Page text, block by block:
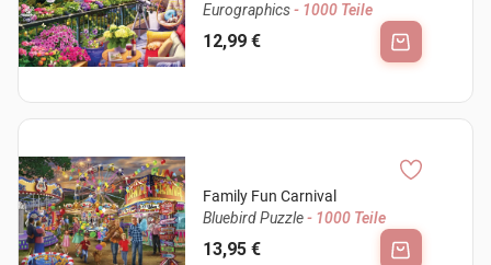
Eurographics- 1000 Teile
12,99 €
Family Fun Carnival
Bluebird Puzzle- 1000 Teile
13,95 €